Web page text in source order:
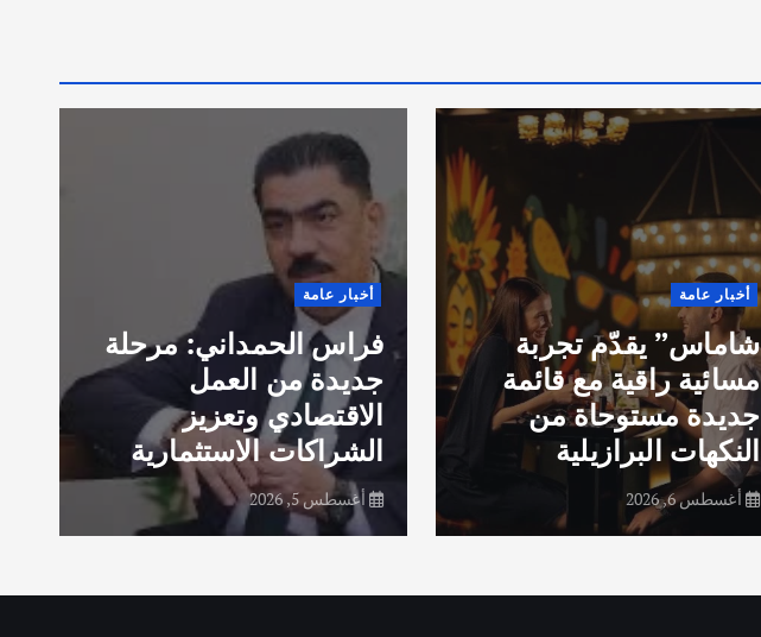
أخبار عامة
شاماس” يقدّم تجربة
مسائية راقية مع قائمة
جديدة مستوحاة من
النكهات البرازيلية
أغسطس 6, 2026
أخبار عامة
فراس الحمداني: مرحلة
جديدة من العمل
الاقتصادي وتعزيز
الشراكات الاستثمارية
أغسطس 5, 2026